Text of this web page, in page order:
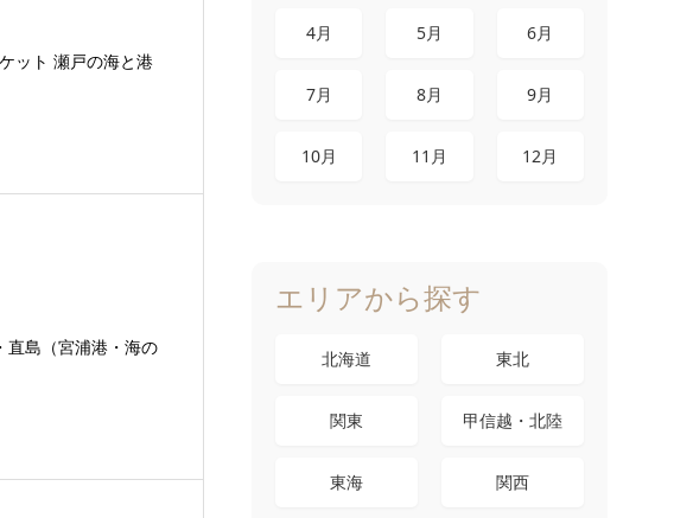
ット 瀬戸の海と港
直島（宮浦港・海の
4月 5月 6月
7月 8月 9月
10月 11月 12月
エリアから探す
北海道 東北
関東 甲信越・北陸
東海 関西